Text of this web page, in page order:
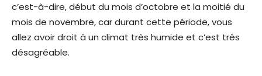
c’est-à-dire, début du mois d’octobre et la moitié du
mois de novembre, car durant cette période, vous
allez avoir droit à un climat très humide et c’est très
désagréable.